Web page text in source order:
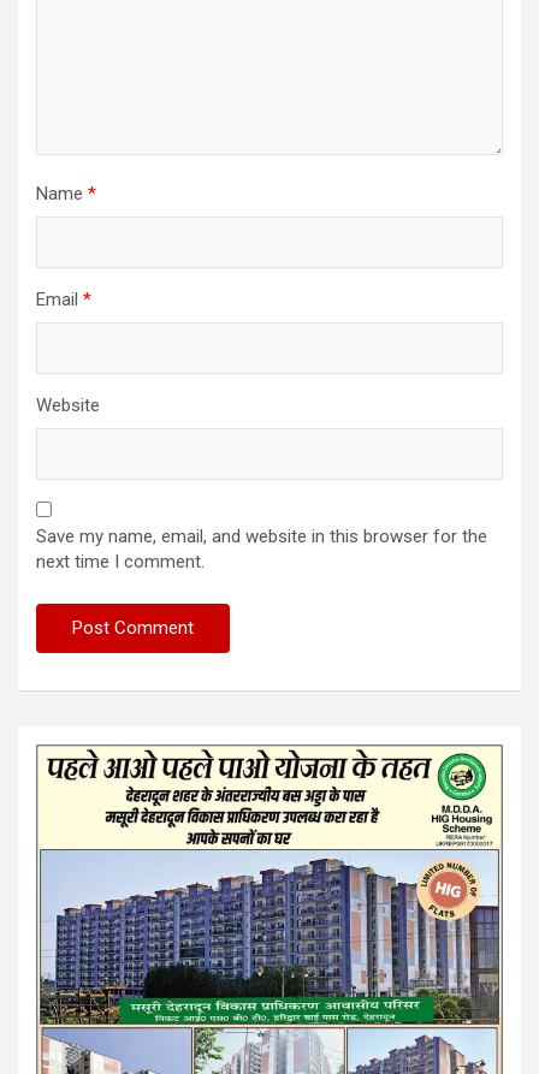
Name *
Email *
Website
Save my name, email, and website in this browser for the
next time I comment.